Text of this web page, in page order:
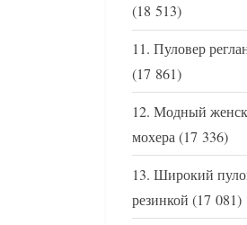
(18 513)
Пуловер
(17 861)
Модный
мохера(17 336)
Широкий
резинкой (17 081)